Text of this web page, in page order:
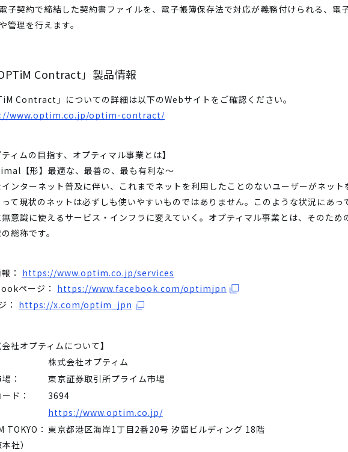
電子契約で締結した契約書ファイルを、電子帳簿保存法で対応が義務付けられる、電
や管理を行えます。
Contract」製品情報
Contract」についての詳細は以下のWebサイトをご確認ください。
www.optim.co.jp/optim-contract/
ティムの目指す、オプティマル事業とは】
【形】最適な、最善の、最も有利な～
ンターネット普及に伴い、これまでネットを利用したことのないユーザーがネッ
て現状のネットは必ずしも使いやすいものではありません。このような状況にあっ
無意識に使えるサービス・インフラに変えていく。オプティマル事業とは、そのた
総称です。
： https://www.optim.co.jp/services
ページ： https://www.facebook.com/optimjpn
： https://x.com/optim_jpn
会社オプティムについて】
株式会社オプティム
：
東京証券取引所プライム市場
ド：
3694
https://www.optim.co.jp/
TOKYO：
本社）
東京都港区海岸1丁目2番20号 汐留ビルディング 18階